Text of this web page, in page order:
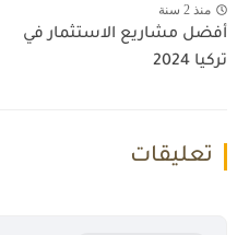
منذ 2 سنة
أفضل مشاريع الاستثمار في
تركيا 2024
تعليقات